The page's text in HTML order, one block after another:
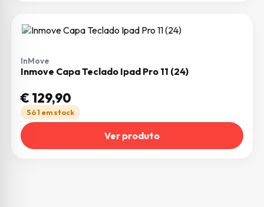
InMove
Inmove Capa Teclado Ipad Pro 11 (24)
€129,90
Só 1 em stock
Ver produto